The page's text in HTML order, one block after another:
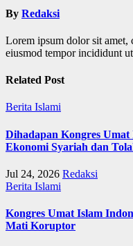
By Redaksi
Lorem ipsum dolor sit amet,
eiusmod tempor incididunt
Related Post
Berita Islami
Dihadapan Kongres
Ekonomi Syariah dan
Jul 24, 2026 Redaksi
Berita Islami
Kongres Umat Islam
Mati Koruptor